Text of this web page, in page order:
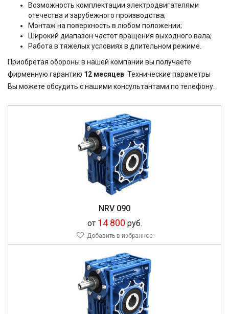
Возможность комплектации электродвигателями
отечества и зарубежного производства;
Монтаж на поверхность в любом положении;
Широкий диапазон частот вращения выходного вала;
Работа в тяжелых условиях в длительном режиме.
Приобретая обороны в нашей компании вы получаете
фирменную гарантию 12 месяцев . Технические параметры
Вы можете обсудить с нашими консультантами по телефону.
NRV 090
от 14 800 руб.
Добавить в избранное